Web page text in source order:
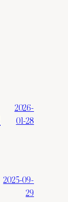
2026-
01-28
2025-09-
29